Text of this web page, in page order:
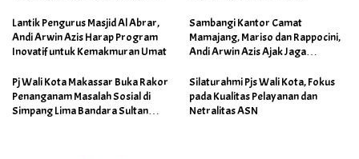
Lantik Pengurus Masjid Al Abrar,
Andi Arwin Azis Harap Program
Inovatif untuk Kemakmuran Umat
Sambangi Kantor Camat
Mamajang, Mariso dan Rappocini,
Andi Arwin Azis Ajak Jaga
Program Sabtu Bersih
Pj Wali Kota Makassar Buka Rakor
Penanganam Masalah Sosial di
Simpang Lima Bandara Sultan
Silaturahmi Pjs Wali Kota, Fokus
pada Kualitas Pelayanan dan
Netralitas ASN